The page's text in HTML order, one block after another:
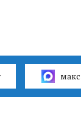
макс